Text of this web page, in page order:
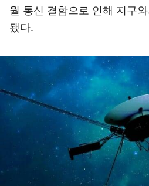
월 통신 결함으로 인해 지구
됐다.